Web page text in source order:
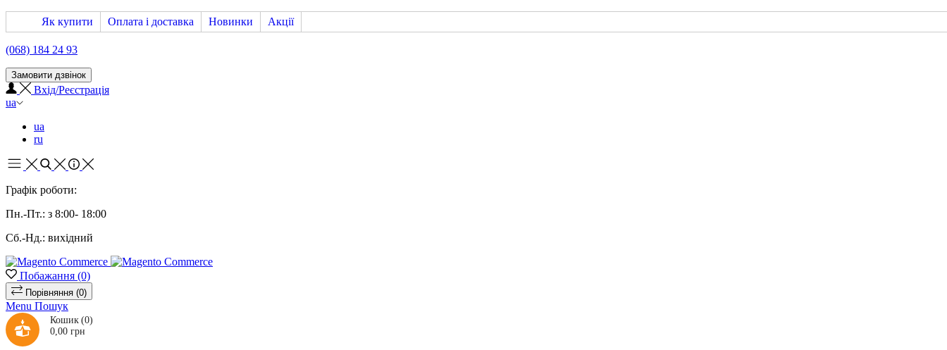
Як купити Оплата і доставка Новинки Акції
(068) 184 24 93
Замовити дзвінок
Вхід/Реєстрація
ua
ua
ru
Графік роботи:
Пн.-Пт.: з 8:00- 18:00
Сб.-Нд.: вихідний
Побажання (0)
Порівняння (0)
Menu Пошук
Кошик (0)
0,00 грн